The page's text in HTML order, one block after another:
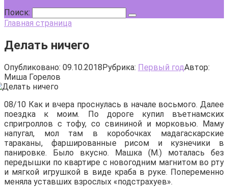
Поиск:
Главная страница
Делать ничего
Опубликовано: 09.10.2018Рубрика: Первый годАвтор:
Миша Горелов
08/10 Как и вчера проснулась в начале восьмого. Далее
поездка к моим. По дороге купил въетнамских
спригроллов с тофу, со свининой и морковью. Маму
напугал, мол там в коробочках мадагаскарские
тараканы, фаршированные рисом и кузнечики в
панировке. Было вкусно. Машка (М.) моталась без
передышки по квартире с новогодним магнитом во рту
и мягкой игрушкой в виде краба в руке. Попеременно
меняла уставших взрослых «подстрахуев».